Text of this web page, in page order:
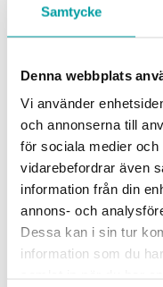
Samtycke
Denna webbplats
Vi använder
och annonserna till
för sociala medier
vidarebefordrar även
information från din
annons- och
Dessa kan i sin tur
information som du
GRC
ESG
Due Diligence
Public Sector
Products
Regulations
Industries
Discover more